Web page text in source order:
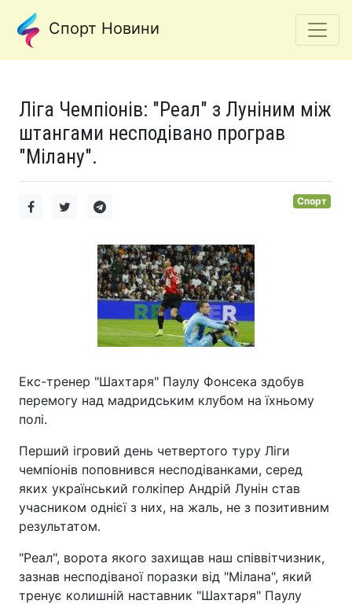
Спорт Новини
Ліга Чемпіонів: "Реал" з Луніним між
штангами несподівано програв
"Мілану".
Спорт
Екс-тренер "Шахтаря" Паулу Фонсека здобув
перемогу над мадридським клубом на їхньому
полі.
Перший ігровий день четвертого туру Ліги
чемпіонів поповнився несподіванками, серед
яких український голкіпер Андрій Лунін став
учасником однієї з них, на жаль, не з позитивним
результатом.
"Реал", ворота якого захищав наш співвітчизник,
зазнав несподіваної поразки від "Мілана", який
тренує колишній наставник "Шахтаря" Паулу